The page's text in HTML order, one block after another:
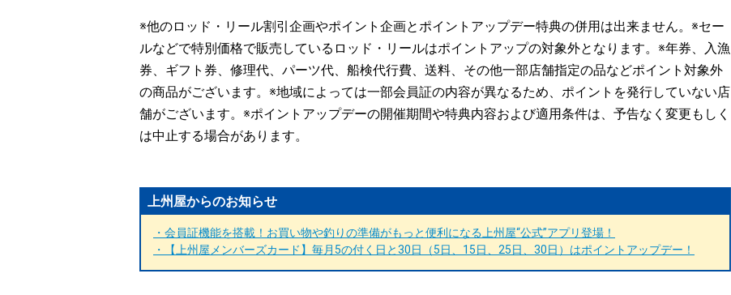
※他のロッド・リール割引企画やポイント企画とポイントアップデー特典の併用は出来ません。※セー
ルなどで特別価格で販売しているロッド・リールはポイントアップの対象外となります。※年券、入漁
券、ギフト券、修理代、パーツ代、船検代行費、送料、その他一部店舗指定の品などポイント対象外
の商品がございます。※地域によっては一部会員証の内容が異なるため、ポイントを発行していない店
舗がございます。※ポイントアップデーの開催期間や特典内容および適用条件は、予告なく変更もしく
は中止する場合があります。
上州屋からのお知らせ
・会員証機能を搭載！お買い物や釣りの準備がもっと便利になる上州屋“公式”アプリ登場！
・【上州屋メンバーズカード】毎月5の付く日と30日（5日、15日、25日、30日）はポイントアップデー！